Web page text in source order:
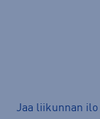
Jaa liikunnan